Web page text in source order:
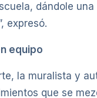
dándole
expresó.
equipo
la muralista y
que se